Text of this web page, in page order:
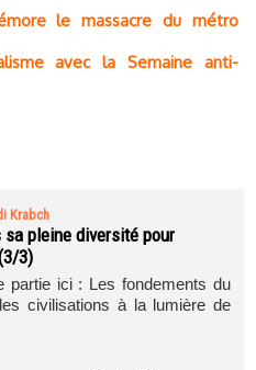
le massacre du métro
avec la Semaine anti-
Krabch
sa pleine diversité pour
3)
partie ici : Les fondements du
civilisations à la lumière de